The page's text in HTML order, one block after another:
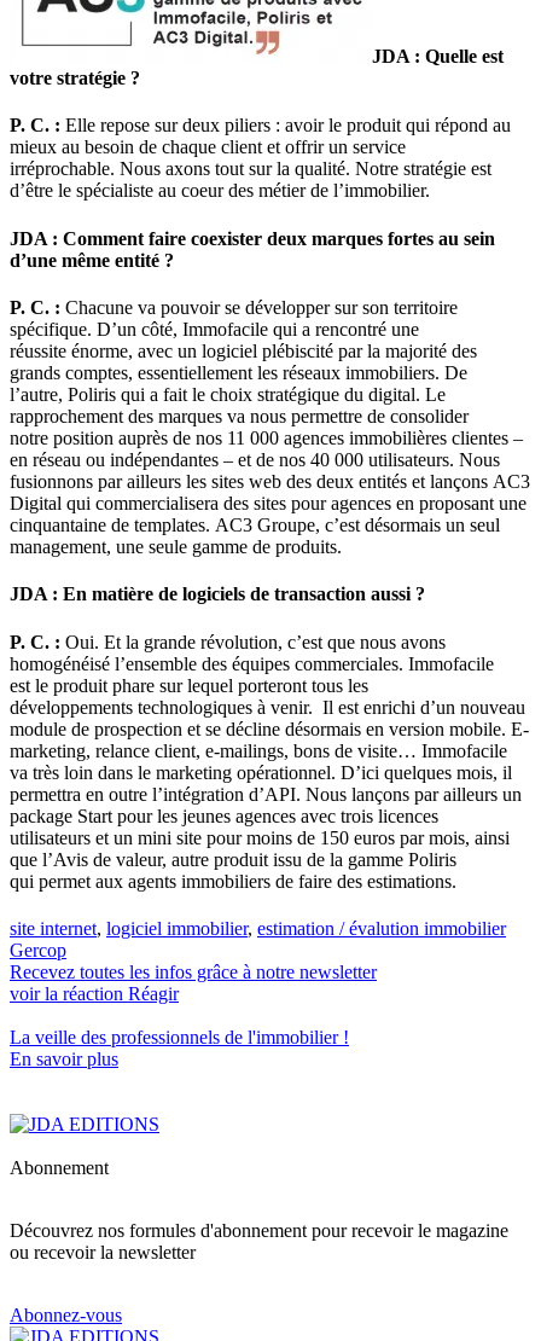
JDA : Quelle est
votre stratégie ?
P. C. : Elle repose sur deux piliers : avoir le produit qui répond au
mieux au besoin de chaque client et offrir un service
irréprochable. Nous axons tout sur la qualité. Notre stratégie est
d’être le spécialiste au coeur des métier de l’immobilier.
JDA : Comment faire coexister deux marques fortes au sein
d’une même entité ?
P. C. : Chacune va pouvoir se développer sur son territoire
spécifique. D’un côté, Immofacile qui a rencontré une
réussite énorme, avec un logiciel plébiscité par la majorité des
grands comptes, essentiellement les réseaux immobiliers. De
l’autre, Poliris qui a fait le choix stratégique du digital. Le
rapprochement des marques va nous permettre de consolider
notre position auprès de nos 11 000 agences immobilières clientes –
en réseau ou indépendantes – et de nos 40 000 utilisateurs. Nous
fusionnons par ailleurs les sites web des deux entités et lançons AC3
Digital qui commercialisera des sites pour agences en proposant une
cinquantaine de templates. AC3 Groupe, c’est désormais un seul
management, une seule gamme de produits.
JDA : En matière de logiciels de transaction aussi ?
P. C. : Oui. Et la grande révolution, c’est que nous avons
homogénéisé l’ensemble des équipes commerciales. Immofacile
est le produit phare sur lequel porteront tous les
développements technologiques à venir. Il est enrichi d’un nouveau
module de prospection et se décline désormais en version mobile. E-
marketing, relance client, e-mailings, bons de visite… Immofacile
va très loin dans le marketing opérationnel. D’ici quelques mois, il
permettra en outre l’intégration d’API. Nous lançons par ailleurs un
package Start pour les jeunes agences avec trois licences
utilisateurs et un mini site pour moins de 150 euros par mois, ainsi
que l’Avis de valeur, autre produit issu de la gamme Poliris
qui permet aux agents immobiliers de faire des estimations.
site internet, logiciel immobilier, estimation / évalution immobilier
Gercop
Recevez toutes les infos grâce à notre newsletter
voir la réaction Réagir
La veille des professionnels de l'immobilier!
En savoir plus
Abonnement
Découvrez nos formules d'abonnement pour recevoir le magazine
ou recevoir la newsletter
Abonnez-vous